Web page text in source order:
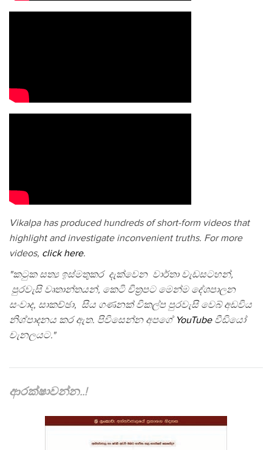
Vikalpa has produced hundreds of short-form videos that
highlight and investigate inconvenient truths. For more
videos, click here.
"කටුක සත්‍ය ඉස්මතුකර දැක්වෙන වාර්තා වැඩසටහන්,
පුරවැසි වෘතාන්තයන්, කෙටි චිත්‍රපට මෙන්ම දේශපාලන
සංවාද, සාකච්ඡා, සිය ගණනක් විකල්ප පුරවැසි වෙබ් අඩවිය
නිශ්පාදනය කර ඇත. පිවිසෙන්න අපගේ YouTubeවීඩියෝ
චැනලයට."
ආරක්ෂාවන්න..!